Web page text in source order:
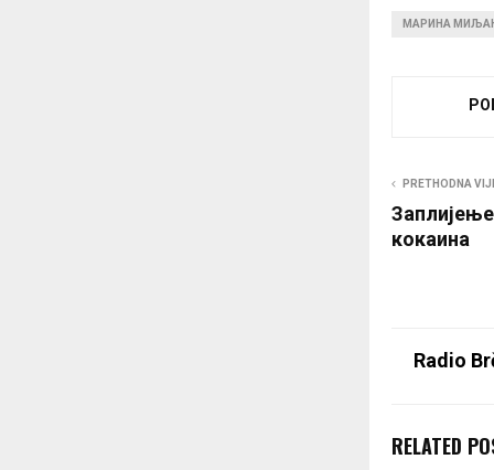
МАРИНА
PRETHODNA
кокаина
Radio
RELATED